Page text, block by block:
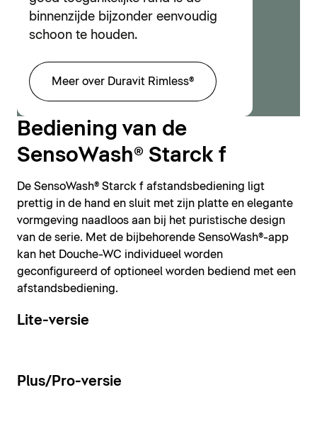
binnenzijde bijzonder eenvoudig
schoon te houden.
Meer over Duravit Rimless®
Bediening van de
SensoWash® Starck f
Loading...
De SensoWash® Starck f afstandsbediening ligt
prettig in de hand en sluit met zijn platte en elegante
vormgeving naadloos aan bij het puristische design
van de serie. Met de bijbehorende SensoWash®-app
kan het Douche-WC individueel worden
geconfigureerd of optioneel worden bediend met een
afstandsbediening.
Lite-versie
Plus/Pro-versie